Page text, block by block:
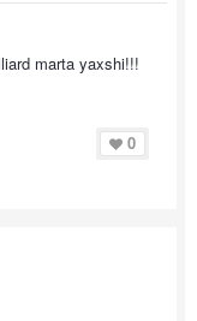
marta yaxshi!!!
0